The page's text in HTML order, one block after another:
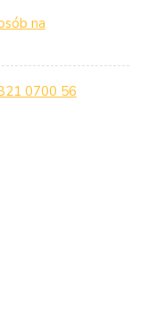
na
0700 56